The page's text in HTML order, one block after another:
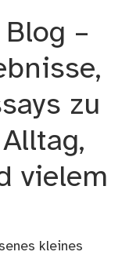
–
zu
vielem
kleines